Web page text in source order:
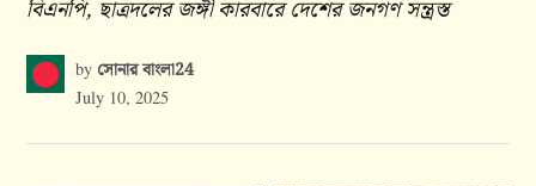
বিএনপি, ছাত্রদলের জঙ্গী কারবারে দেশের জনগণ সন্ত্রস্ত
by সোনার বাংলা24
July 10, 2025